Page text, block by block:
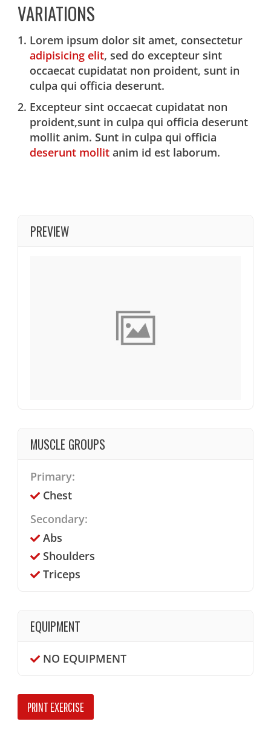
VARIATIONS
Lorem ipsum dolor sit amet, consectetur
adipisicing elit, sed do excepteur sint
occaecat cupidatat non proident, sunt in
culpa qui officia deserunt.
Excepteur sint occaecat cupidatat non
proident,sunt in culpa qui officia deserunt
mollit anim. Sunt in culpa qui officia
deserunt mollit anim id est laborum.
PREVIEW
MUSCLE GROUPS
Primary:
Chest
Secondary:
Abs
Shoulders
Triceps
EQUIPMENT
NO EQUIPMENT
PRINT EXERCISE